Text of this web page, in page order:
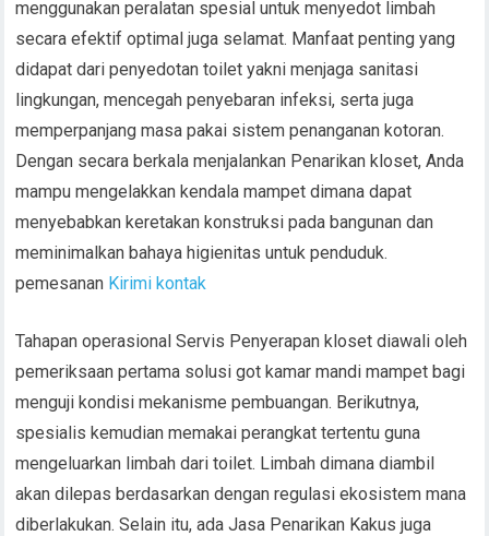
menggunakan peralatan spesial untuk menyedot limbah
secara efektif optimal juga selamat. Manfaat penting yang
didapat dari penyedotan toilet yakni menjaga sanitasi
lingkungan, mencegah penyebaran infeksi, serta juga
memperpanjang masa pakai sistem penanganan kotoran.
Dengan secara berkala menjalankan Penarikan kloset, Anda
mampu mengelakkan kendala mampet dimana dapat
menyebabkan keretakan konstruksi pada bangunan dan
meminimalkan bahaya higienitas untuk penduduk.
pemesanan Kirimi kontak
Tahapan operasional Servis Penyerapan kloset diawali oleh
pemeriksaan pertama solusi got kamar mandi mampet bagi
menguji kondisi mekanisme pembuangan. Berikutnya,
spesialis kemudian memakai perangkat tertentu guna
mengeluarkan limbah dari toilet. Limbah dimana diambil
akan dilepas berdasarkan dengan regulasi ekosistem mana
diberlakukan. Selain itu, ada Jasa Penarikan Kakus juga